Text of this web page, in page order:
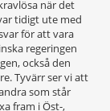
när det
tidigt ute med
för att vara
regeringen
också den
Tyvärr ser vi att
som står
fram i Öst-,